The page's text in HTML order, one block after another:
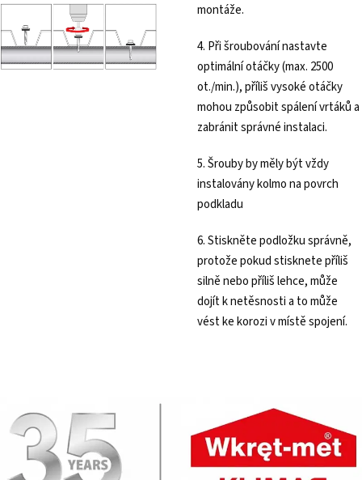
montáže.
4. Při šroubování nastavte
optimální otáčky (max. 2500
ot./min.), příliš vysoké otáčky
mohou způsobit spálení vrtáků a
zabránit správné instalaci.
5. Šrouby by měly být vždy
instalovány kolmo na povrch
podkladu
6. Stiskněte podložku správně,
protože pokud stisknete příliš
silně nebo příliš lehce, může
dojít k netěsnosti a to může
vést ke korozi v místě spojení.